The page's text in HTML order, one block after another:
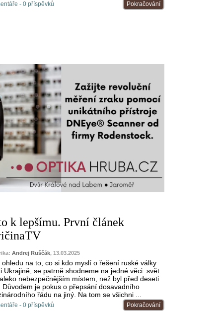
Pokračování
- 0 příspěvků
k lepšímu. První článek
Andrej Ruščák, 13.03.2025
ohledu na to, co si kdo myslí o řešení ruské války
Ukrajině, se patrně shodneme na jedné věci: svět
nebezpečnějším místem, než byl před deseti
Důvodem je pokus o přepsání dosavadního
řádu na jiný. Na tom se všichni ...
Pokračování
- 0 příspěvků